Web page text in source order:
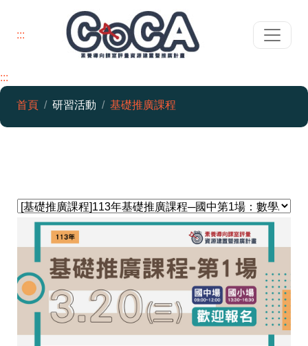
:::
:::
素養導向課室評量資源建置暨推
首頁 研習活動 基礎推廣課程